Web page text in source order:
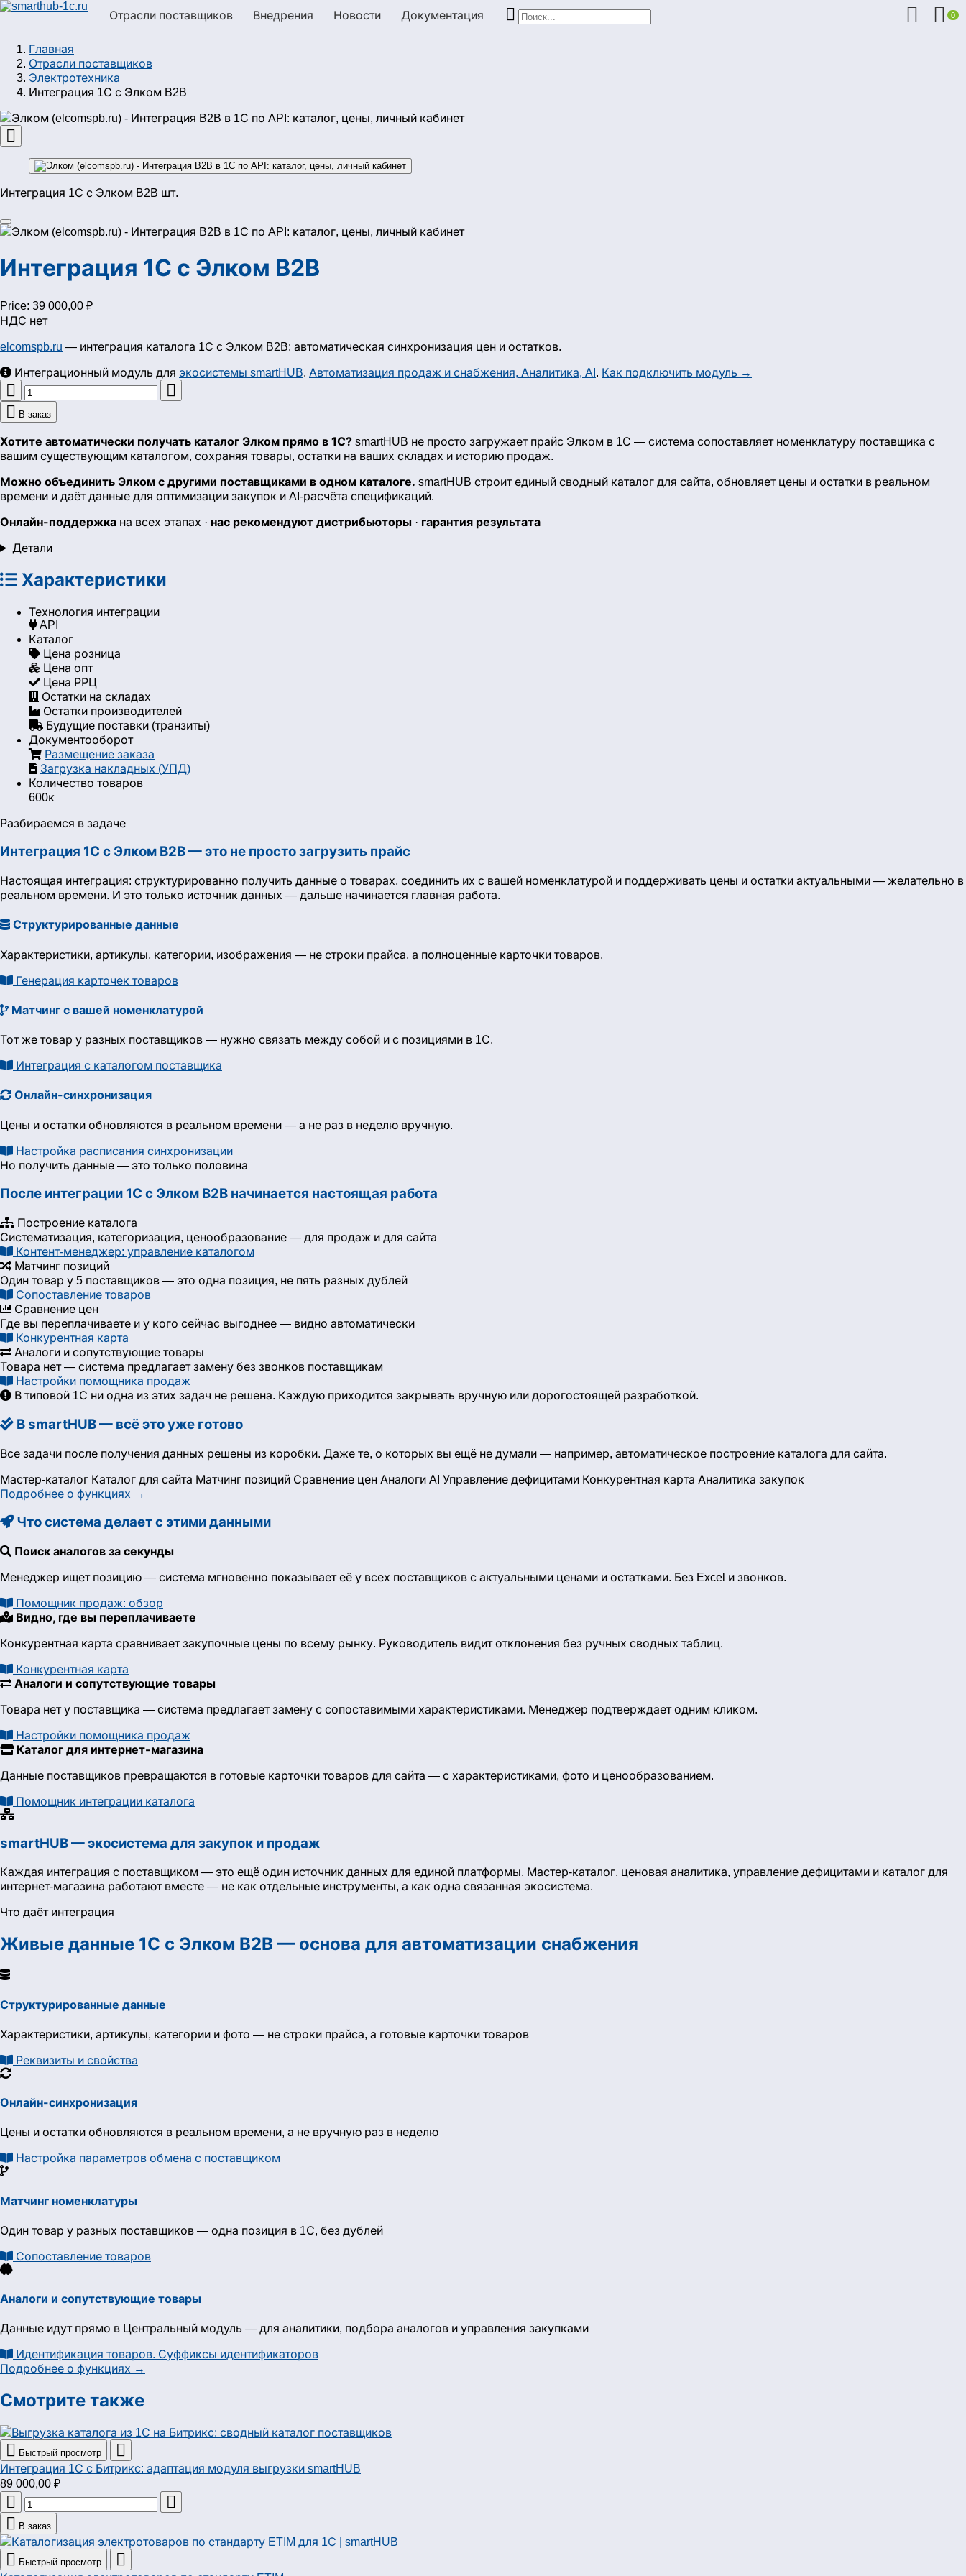
Отрасли поставщиков Внедрения Новости Документация    0
Главная
Отрасли поставщиков
Электротехника
Интеграция 1С с Элком B2B

Интеграция 1С с Элком B2B шт.
Интеграция 1С с Элком B2B
Price: 39 000,00 ₽
НДС нет
elcomspb.ru — интеграция каталога 1С с Элком B2B: автоматическая синхронизация цен и остатков.
Интеграционный модуль для экосистемы smartHUB. Автоматизация продаж и снабжения, Аналитика, AI . Как подключить модуль →


 В заказ
Хотите автоматически получать каталог Элком прямо в 1С? smartHUB не просто загружает прайс Элком в 1С — система сопоставляет номенклатуру поставщика с
вашим существующим каталогом, сохраняя товары, остатки на ваших складах и историю продаж.
Можно объединить Элком с другими поставщиками в одном каталоге. smartHUB строит единый сводный каталог для сайта, обновляет цены и остатки в реальном
времени и даёт данные для оптимизации закупок и AI-расчёта спецификаций.
Онлайн-поддержка на всех этапах · нас рекомендуют дистрибьюторы · гарантия результата
Детали
Характеристики
Технология интеграции
API
Каталог
Цена розница
Цена опт
Цена РРЦ
Остатки на складах
Остатки производителей
Будущие поставки (транзиты)
Документооборот
Размещение заказа
Загрузка накладных (УПД)
Количество товаров
600к
Разбираемся в задаче
Интеграция 1С с Элком B2B — это не просто загрузить прайс
Настоящая интеграция: структурированно получить данные о товарах, соединить их с вашей номенклатурой и поддерживать цены и остатки актуальными — желательно в
реальном времени. И это только источник данных — дальше начинается главная работа.
Структурированные данные
Характеристики, артикулы, категории, изображения — не строки прайса, а полноценные карточки товаров.
Генерация карточек товаров
Матчинг с вашей номенклатурой
Тот же товар у разных поставщиков — нужно связать между собой и с позициями в 1С.
Интеграция с каталогом поставщика
Онлайн-синхронизация
Цены и остатки обновляются в реальном времени — а не раз в неделю вручную.
Настройка расписания синхронизации
Но получить данные — это только половина
После интеграции 1С с Элком B2B начинается настоящая работа
Построение каталога
Систематизация, категоризация, ценообразование — для продаж и для сайта
Контент-менеджер: управление каталогом
Матчинг позиций
Один товар у 5 поставщиков — это одна позиция, не пять разных дублей
Сопоставление товаров
Сравнение цен
Где вы переплачиваете и у кого сейчас выгоднее — видно автоматически
Конкурентная карта
Аналоги и сопутствующие товары
Товара нет — система предлагает замену без звонков поставщикам
Настройки помощника продаж
В типовой 1С ни одна из этих задач не решена. Каждую приходится закрывать вручную или дорогостоящей разработкой.
В smartHUB — всё это уже готово
Все задачи после получения данных решены из коробки. Даже те, о которых вы ещё не думали — например, автоматическое построение каталога для сайта.
Мастер-каталог Каталог для сайта Матчинг позиций Сравнение цен Аналоги AI Управление дефицитами Конкурентная карта Аналитика закупок
Подробнее о функциях →
Что система делает с этими данными
Поиск аналогов за секунды
Менеджер ищет позицию — система мгновенно показывает её у всех поставщиков с актуальными ценами и остатками. Без Excel и звонков.
Помощник продаж: обзор
Видно, где вы переплачиваете
Конкурентная карта сравнивает закупочные цены по всему рынку. Руководитель видит отклонения без ручных сводных таблиц.
Конкурентная карта
Аналоги и сопутствующие товары
Товара нет у поставщика — система предлагает замену с сопоставимыми характеристиками. Менеджер подтверждает одним кликом.
Настройки помощника продаж
Каталог для интернет-магазина
Данные поставщиков превращаются в готовые карточки товаров для сайта — с характеристиками, фото и ценообразованием.
Помощник интеграции каталога
smartHUB — экосистема для закупок и продаж
Каждая интеграция с поставщиком — это ещё один источник данных для единой платформы. Мастер-каталог, ценовая аналитика, управление дефицитами и каталог для
интернет-магазина работают вместе — не как отдельные инструменты, а как одна связанная экосистема.
Что даёт интеграция
Живые данные 1С с Элком B2B — основа для автоматизации снабжения
Структурированные данные
Характеристики, артикулы, категории и фото — не строки прайса, а готовые карточки товаров
Реквизиты и свойства
Онлайн-синхронизация
Цены и остатки обновляются в реальном времени, а не вручную раз в неделю
Настройка параметров обмена с поставщиком
Матчинг номенклатуры
Один товар у разных поставщиков — одна позиция в 1С, без дублей
Сопоставление товаров
Аналоги и сопутствующие товары
Данные идут прямо в Центральный модуль — для аналитики, подбора аналогов и управления закупками
Идентификация товаров. Суффиксы идентификаторов
Подробнее о функциях →
Смотрите также
 Быстрый просмотр 
Интеграция 1С с Битрикс: адаптация модуля выгрузки smartHUB
89 000,00 ₽


 В заказ
 Быстрый просмотр 